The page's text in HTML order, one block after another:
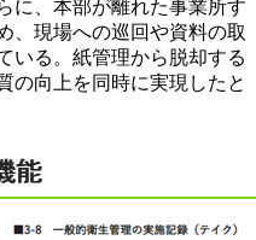
に、本部が離れた事業所す
、現場への巡回や資料の取
いる。紙管理から脱却する
の向上を同時に実現したと